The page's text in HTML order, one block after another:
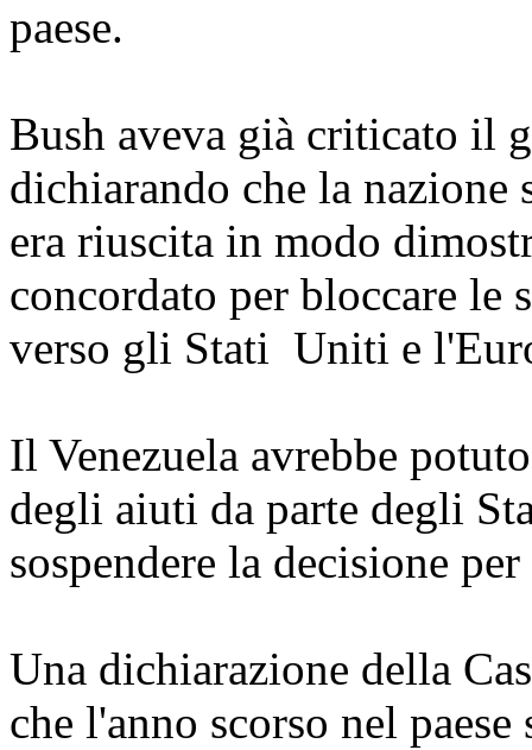
paese.
Bush aveva già criticato il
dichiarando che la nazione
era riuscita in modo
concordato per bloccare
verso gli Stati Uniti e
Il Venezuela avrebbe
degli aiuti da parte degli
sospendere la decisione
Una dichiarazione della
che l'anno scorso nel